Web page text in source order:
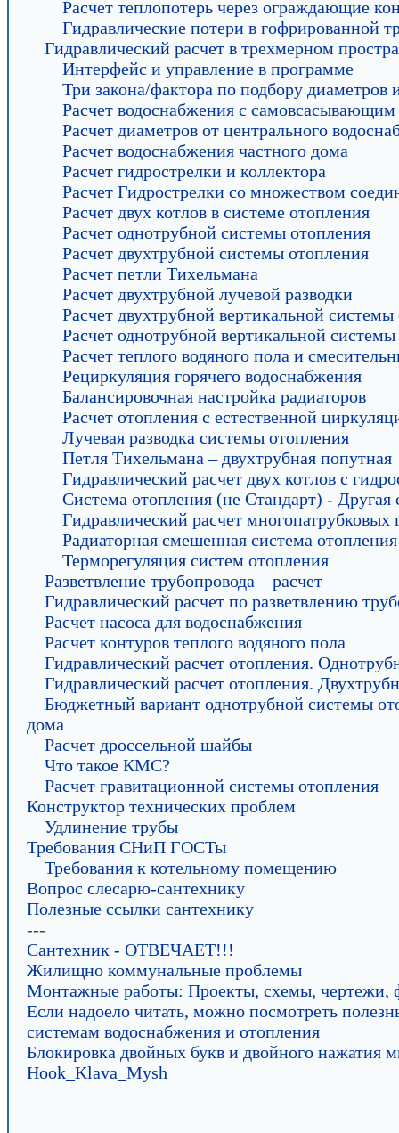
Расчет теплопотерь через ограждающие
Гидравлические потери в гофрированной
Гидравлический расчет в трехмерном
Интерфейс и управление в программе
Три закона/фактора по подбору диаметров
Расчет водоснабжения с
Расчет диаметров от центрального
Расчет водоснабжения частного дома
Расчет гидрострелки и коллектора
Расчет Гидрострелки со множеством
Расчет двух котлов в системе отопления
Расчет однотрубной системы отопления
Расчет двухтрубной системы отопления
Расчет петли Тихельмана
Расчет двухтрубной лучевой разводки
Расчет двухтрубной вертикальной
Расчет однотрубной вертикальной
Расчет теплого водяного пола и
Рециркуляция горячего водоснабжения
Балансировочная настройка радиаторов
Расчет отопления с естественной
Лучевая разводка системы отопления
Петля Тихельмана – двухтрубная попутная
Гидравлический расчет двух котлов с
Система отопления (не Стандарт) - Другая
Гидравлический расчет многопатрубковых
Радиаторная смешенная система
Терморегуляция систем отопления
Разветвление трубопровода – расчет
Гидравлический расчет по разветвлению
Расчет насоса для водоснабжения
Расчет контуров теплого водяного пола
Гидравлический расчет отопления.
Гидравлический расчет отопления.
Бюджетный вариант однотрубной системы
дома
Расчет дроссельной шайбы
Что такое КМС?
Расчет гравитационной системы отопления
Конструктор технических проблем
Удлинение трубы
Требования СНиП ГОСТы
Требования к котельному помещению
Вопрос слесарю-сантехнику
Полезные ссылки сантехнику
---
Сантехник - ОТВЕЧАЕТ!!!
Жилищно коммунальные проблемы
Монтажные работы: Проекты, схемы, чертежи,
Если надоело читать, можно посмотреть
системам водоснабжения и отопления
Блокировка двойных букв и двойного нажатия
Hook_Klava_Mysh